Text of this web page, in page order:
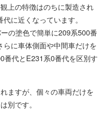
上の特徴はのちに製造され
に近くなっています。
の塗色で簡単に209系500番
に車体側面や中間車だけを
番代とE231系0番代を区別す
ますが、個々の車両だけを
別です。